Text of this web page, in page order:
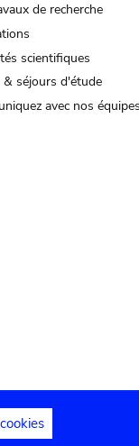
de recherche
scientifiques
& séjours d'étude
avec nos équipes